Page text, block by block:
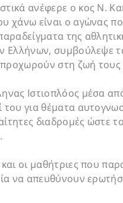
ανέφερε ο κος Ν.
χάνω είναι ο αγώνας
της
Ελλήνων, συμβούλεψε
προχωρούν στη ζωή
Ιστιοπλόος μέσα
για θέματα
διαδρομές ώστε
οι μαθήτριες που
να απευθύνουν